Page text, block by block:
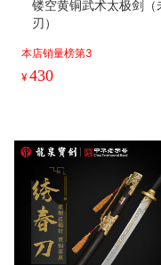
镂空黄铜武术太极剑（
刃）
本店销量榜第3
¥430